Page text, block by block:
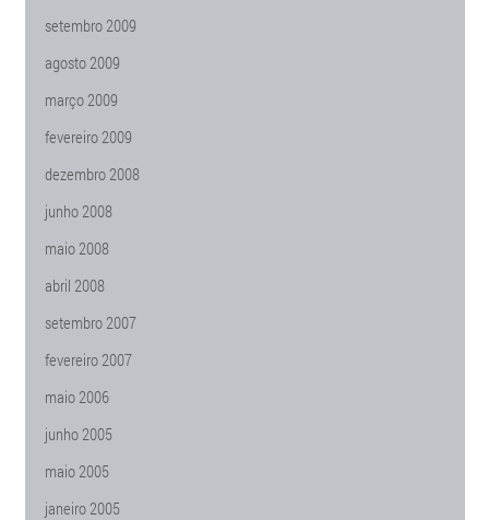
setembro 2009
agosto 2009
março 2009
fevereiro 2009
dezembro 2008
junho 2008
maio 2008
abril 2008
setembro 2007
fevereiro 2007
maio 2006
junho 2005
maio 2005
janeiro 2005